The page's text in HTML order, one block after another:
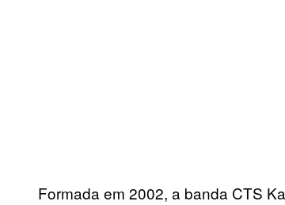
Formada em 2002, a banda CTS